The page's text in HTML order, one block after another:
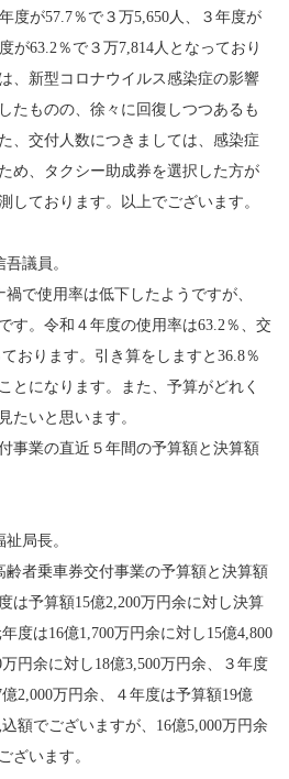
度が57.7％で３万5,650人、３年度が
が63.2％で３万7,814人となっており
、新型コロナウイルス感染症の影響
たものの、徐々に回復しつつあるも
、交付人数につきましては、感染症
め、タクシー助成券を選択した方が
しております。以上でございます。
議員。
で使用率は低下したようですが、
す。令和４年度の使用率は63.2％、交
おります。引き算をしますと36.8％
とになります。また、予算がどれく
たいと思います。
事業の直近５年間の予算額と決算額
局長。
者乗車券交付事業の予算額と決算額
は予算額15億2,200万円余に対し決算
度は16億1,700万円余に対し15億4,800
円余に対し18億3,500万円余、３年度
2,000万円余、４年度は予算額19億
額でございますが、16億5,000万円余
ざいます。